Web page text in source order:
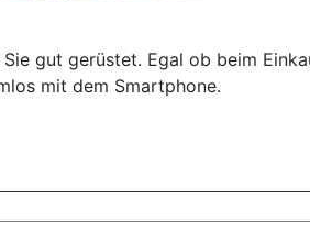
gut gerüstet. Egal ob beim
mit dem Smartphone.